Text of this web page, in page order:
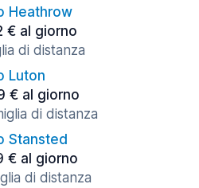
Heathrow
€ al giorno
di distanza
Luton
€ al giorno
di distanza
Stansted
€ al giorno
di distanza